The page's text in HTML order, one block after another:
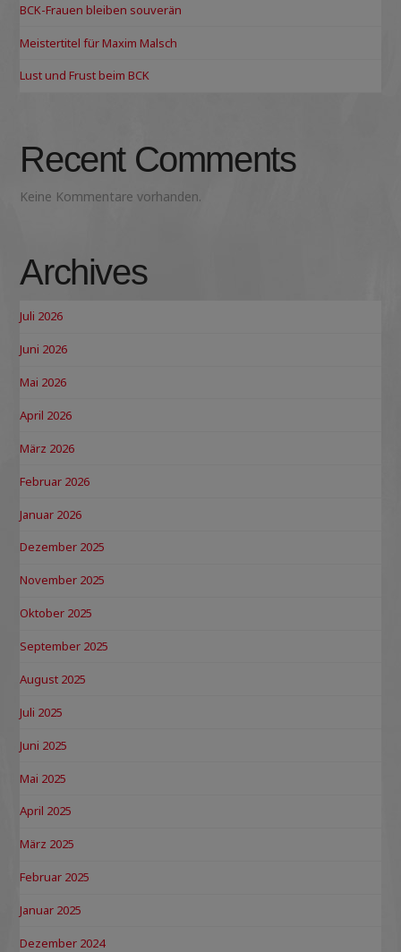
BCK-Frauen bleiben souverän
Meistertitel für Maxim Malsch
Lust und Frust beim BCK
Recent Comments
Keine Kommentare vorhanden.
Archives
Juli 2026
Juni 2026
Mai 2026
April 2026
März 2026
Februar 2026
Januar 2026
Dezember 2025
November 2025
Oktober 2025
September 2025
August 2025
Juli 2025
Juni 2025
Mai 2025
April 2025
März 2025
Februar 2025
Januar 2025
Dezember 2024